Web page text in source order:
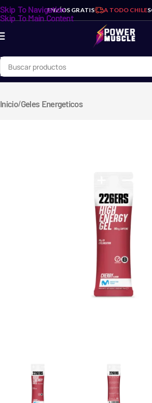
Maniac 30
Watermelon
$40.000
Skip To Navigation
Skip To Main Content
ENVÍOS GRATIS A TODO CHILE
Inicio/Geles Energeticos